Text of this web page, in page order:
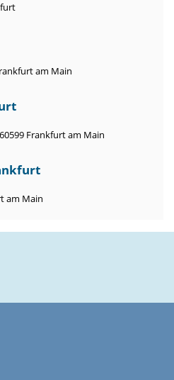
am Main
Frankfurt am Main
am Main